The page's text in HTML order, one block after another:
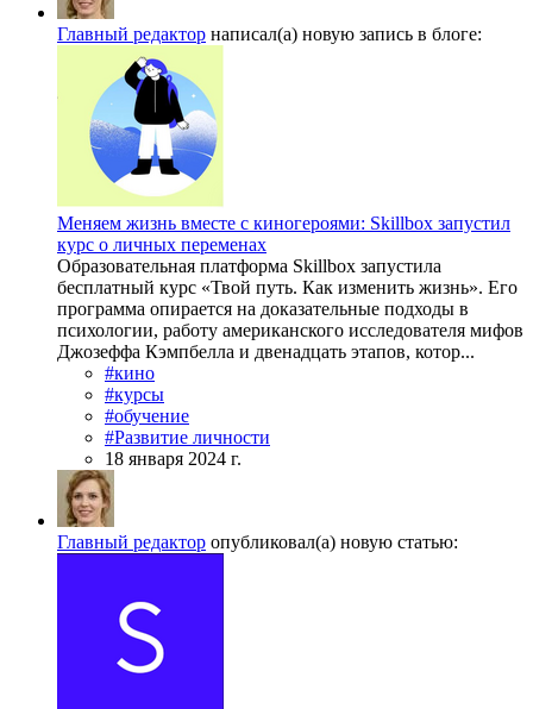
Главный редактор написал(а) новую запись в блоге:
Меняем жизнь вместе с киногероями: Skillbox запустил
курс о личных переменах
Образовательная платформа Skillbox запустила
бесплатный курс «Твой путь. Как изменить жизнь». Его
программа опирается на доказательные подходы в
психологии, работу американского исследователя мифов
Джозеффа Кэмпбелла и двенадцать этапов, котор...
#кино
#курсы
#обучение
#Развитие личности
18 января 2024 г.
Главный редактор опубликовал(а) новую статью: